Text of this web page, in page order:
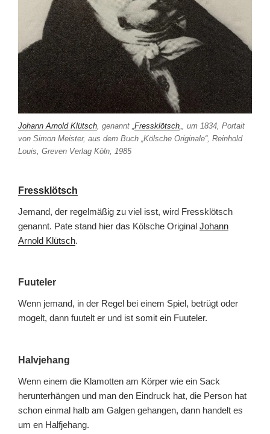
Johann Arnold Klütsch, genannt „Fressklötsch„, um 1834, Portait
von Simon Meister, aus dem Buch „Kölsche Originale“, Reinhold
Louis, Greven Verlag Köln, 1985
Fressklötsch
Jemand, der regelmäßig zu viel isst, wird Fressklötsch
genannt. Pate stand hier das Kölsche Original Johann
Arnold Klütsch.
Fuuteler
Wenn jemand, in der Regel bei einem Spiel, betrügt oder
mogelt, dann fuutelt er und ist somit ein Fuuteler.
Halvjehang
Wenn einem die Klamotten am Körper wie ein Sack
herunterhängen und man den Eindruck hat, die Person hat
schon einmal halb am Galgen gehangen, dann handelt es
um en Halfjehang.